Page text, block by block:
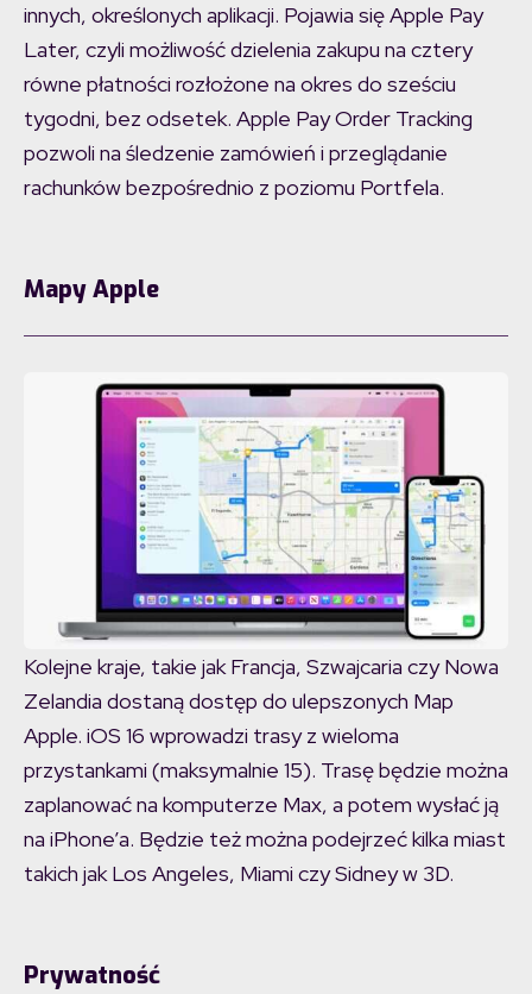
innych, określonych aplikacji. Pojawia się Apple Pay
Later, czyli możliwość dzielenia zakupu na cztery
równe płatności rozłożone na okres do sześciu
tygodni, bez odsetek. Apple Pay Order Tracking
pozwoli na śledzenie zamówień i przeglądanie
rachunków bezpośrednio z poziomu Portfela.
Mapy Apple
Kolejne kraje, takie jak Francja, Szwajcaria czy Nowa
Zelandia dostaną dostęp do ulepszonych Map
Apple. iOS 16 wprowadzi trasy z wieloma
przystankami (maksymalnie 15). Trasę będzie można
zaplanować na komputerze Max, a potem wysłać ją
na iPhone’a. Będzie też można podejrzeć kilka miast
takich jak Los Angeles, Miami czy Sidney w 3D.
Prywatność